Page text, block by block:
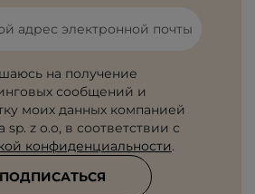
адрес электронной почты
на получение
сообщений и
моих данных компанией
sp. z o.o, в соответствии с
конфиденциальности.
ПОДПИСАТЬСЯ